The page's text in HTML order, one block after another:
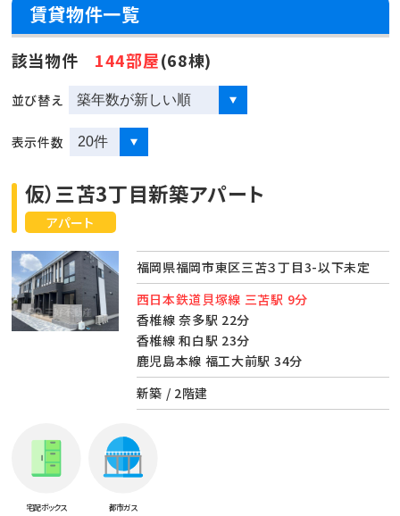
賃貸物件一覧
該当物件 144部屋(68棟)
並び替え
表示件数
アパート
仮）三苫3丁目新築アパート
福岡県福岡市東区三苫３丁目3-以下未定
西日本鉄道貝塚線 三苫駅 9分
香椎線 奈多駅 22分
香椎線 和白駅 23分
鹿児島本線 福工大前駅 34分
新築 / 2階建
宅配ボックス 都市ガス